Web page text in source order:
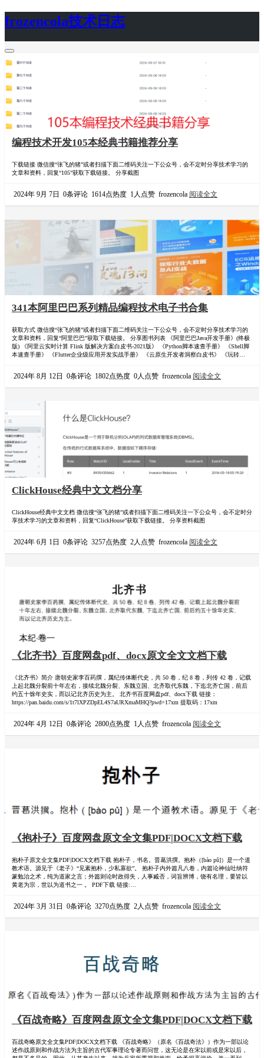
frozencola技术日志
关于
编程技术开发105本经典书籍推荐分享
下载链接 微信搜“张飞的猪”或者扫描下面二维码关注一下公众号，会不定时分享技术学习的
文章和资料，回复“105”获取下载链接。 分享截图
2024年 9月 7日 0条评论 1614点热度 1人点赞 frozencola 阅读全文
341本阿里巴巴系列精品编程技术电子书合集
获取方式 微信搜“张飞的猪”或者扫描下面二维码关注一下公众号，会不定时分享技术学习的
文章和资料，回复“阿里巴巴”获取下载链接。 分享图书列表 《阿里巴巴Java开发手册》(终极
版) 《阿里云实时计算 Flink 版解决方案白皮书-2021版》 《Python脚本速查手册》 《Shell脚
本速查手册》 《Flutter企业级应用开发实战手册》 《云原生开发者洞察白皮书》 《玩转
2024年 8月 12日 0条评论 1802点热度 0人点赞 frozencola 阅读全文
ClickHouse经典中文文档分享
ClickHouse经典中文文档 微信搜“张飞的猪”或者扫描下面二维码关注一下公众号，会不定时分
享技术学习的文章和资料，回复“ClickHouse”获取下载链接。 分享资料截图
2024年 6月 1日 0条评论 3257点热度 2人点赞 frozencola 阅读全文
《北齐书》百度网盘pdf、docx原文全文文档下载
《北齐书》简介 唐朝史家李百药撰，属纪传体断代史，共 50 卷，纪 8 卷，列传 42 卷，记载
上起北魏分裂前十年左右，接续北魏分裂、东魏立国、北齐取代东魏，下迄北齐亡国，前后
约五十馀年史实，而以记北齐历史为主。 北齐书百度网盘pdf、docx下载 链接：
https://pan.baidu.com/s/1t7lXPZDpEL4S7aURXmaMHQ?pwd=17xm 提取码：17xm
2024年 4月 12日 0条评论 2800点热度 1人点赞 frozencola 阅读全文
《抱朴子》百度网盘原文全文集PDF|DOCX文档下载
抱朴子原文全文集PDF|DOCX文档下载 抱朴子，书名。晋葛洪撰。抱朴（[bào pǔ]）是一个道
教术语。源见于《老子》“见素抱朴，少私寡欲”。 抱朴子内外篇凡八卷，内篇论神仙吐纳符
篆勉治之术，纯为道家之言；外篇则论时政得失，人事臧否，词旨辨博，饶有名理，要皆以
黄老为宗，世以为道书之一 。 PDF下载 链接:
2024年 3月 31日 0条评论 3270点热度 2人点赞 frozencola 阅读全文
《百战奇略》百度网盘原文全文集PDF|DOCX文档下载
百战奇略原文全文集PDF|DOCX文档下载 《百战奇略》（原名《百战奇法》）作为一部以论
述作战原则和作战方法为主旨的古代军事理论专著而问世，这无论是在宋以前或是宋以后，